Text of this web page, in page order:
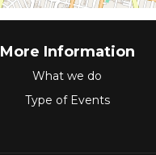
More Information
What we do
Type of Events